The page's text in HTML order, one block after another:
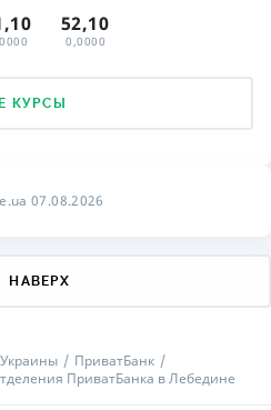
52,10
0,0000
КУРСЫ
07.08.2026
НАВЕРХ
ПриватБанк
ПриватБанка в Лебедине